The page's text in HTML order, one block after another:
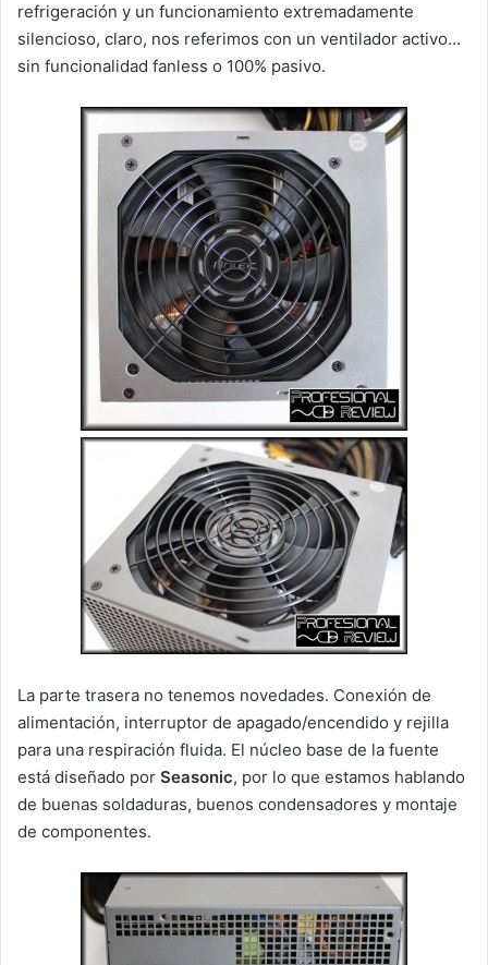
refrigeración y un funcionamiento extremadamente
silencioso, claro, nos referimos con un ventilador activo…
sin funcionalidad fanless o 100% pasivo.
La parte trasera no tenemos novedades. Conexión de
alimentación, interruptor de apagado/encendido y rejilla
para una respiración fluida. El núcleo base de la fuente
está diseñado por Seasonic, por lo que estamos hablando
de buenas soldaduras, buenos condensadores y montaje
de componentes.